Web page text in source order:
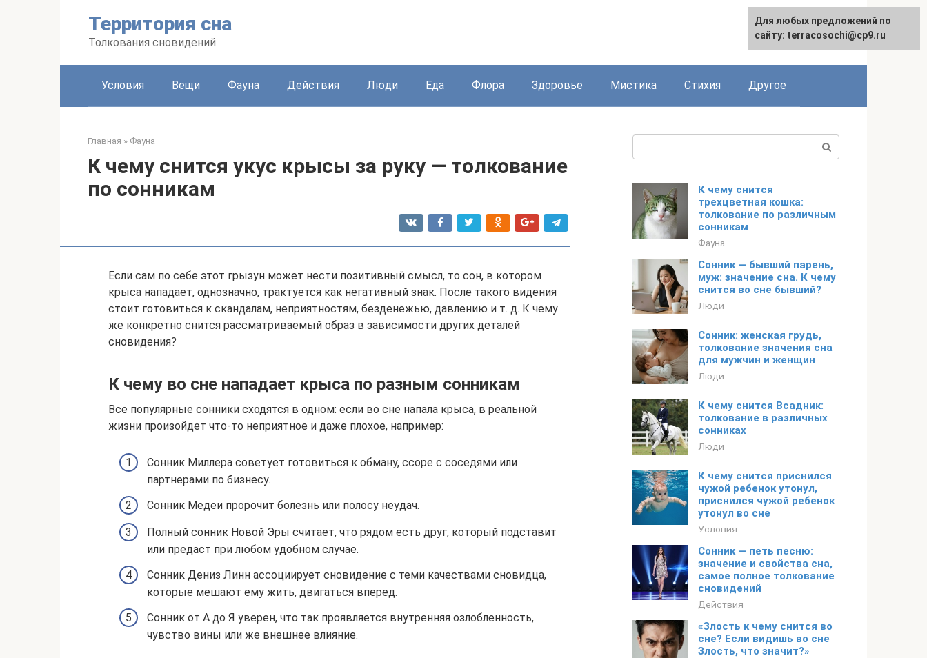
Территория сна
Толкования сновидений
Условия Вещи Фауна Действия Люди Еда Флора Здоровье Мистика Стихия Другое
Главная » Фауна
К чему снится укус крысы за руку — толкование
по сонникам
Если сам по себе этот грызун может нести позитивный смысл, то сон, в котором
крыса нападает, однозначно, трактуется как негативный знак. После такого видения
стоит готовиться к скандалам, неприятностям, безденежью, давлению и т. д. К чему
же конкретно снится рассматриваемый образ в зависимости других деталей
сновидения?
К чему во сне нападает крыса по разным сонникам
Все популярные сонники сходятся в одном: если во сне напала крыса, в реальной
жизни произойдет что-то неприятное и даже плохое, например:
Сонник Миллера советует готовиться к обману, ссоре с соседями или
партнерами по бизнесу.
Сонник Медеи пророчит болезнь или полосу неудач.
Полный сонник Новой Эры считает, что рядом есть друг, который подставит
или предаст при любом удобном случае.
Сонник Дениз Линн ассоциирует сновидение с теми качествами сновидца,
которые мешают ему жить, двигаться вперед.
Сонник от А до Я уверен, что так проявляется внутренняя озлобленность,
чувство вины или же внешнее влияние.
К чему снится
трехцветная кошка:
толкование по различным
сонникам
Фауна
Сонник — бывший парень,
муж: значение сна. К чему
снится во сне бывший?
Люди
Сонник: женская грудь,
толкование значения сна
для мужчин и женщин
Люди
К чему снится Всадник:
толкование в различных
сонниках
Люди
К чему снится приснился
чужой ребенок утонул,
приснился чужой ребенок
утонул во сне
Условия
Сонник — петь песню:
значение и свойства сна,
самое полное толкование
сновидений
Действия
«Злость к чему снится во
сне? Если видишь во сне
Злость, что значит?»
Для любых предложений по
сайту: terracosochi@cp9.ru